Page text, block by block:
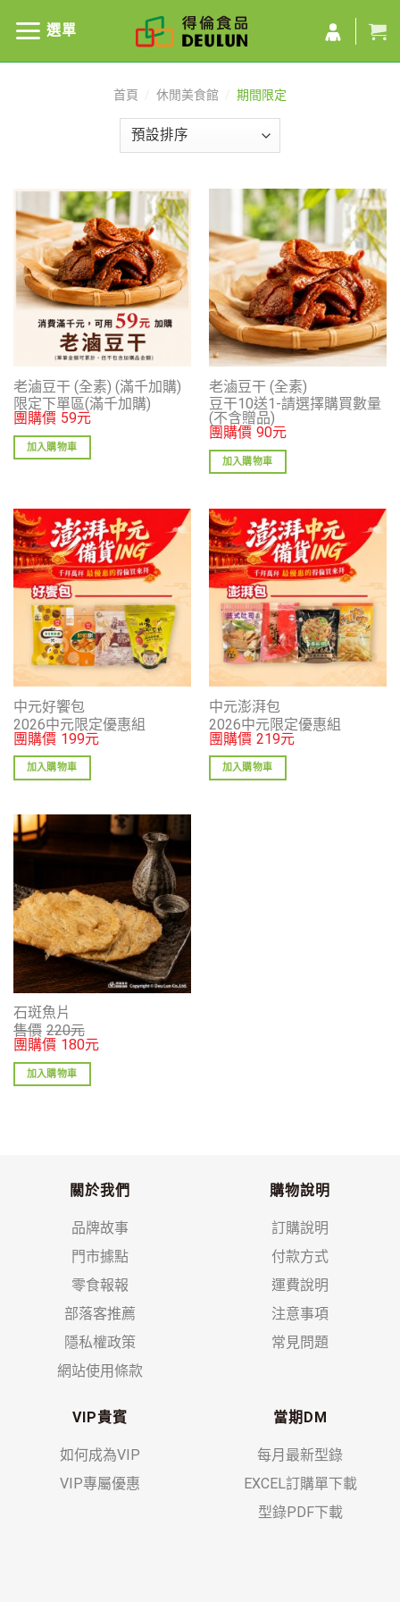
選單
首頁 休閒美食館 期間限定
老滷豆干 (全素) (滿千加購)
限定下單區(滿千加購)
團購價 59元
加入購物車
老滷豆干 (全素)
豆干10送1-請選擇購買數量
(不含贈品)
團購價 90元
加入購物車
中元好饗包
2026中元限定優惠組
團購價 199元
加入購物車
中元澎湃包
2026中元限定優惠組
團購價 219元
加入購物車
石斑魚片
售價 220元
團購價 180元
加入購物車
關於我們
品牌故事
門市據點
零食報報
部落客推薦
隱私權政策
網站使用條款
購物說明
訂購說明
付款方式
運費說明
注意事項
常見問題
VIP貴賓
如何成為VIP
VIP專屬優惠
當期DM
每月最新型錄
EXCEL訂購單下載
型錄PDF下載